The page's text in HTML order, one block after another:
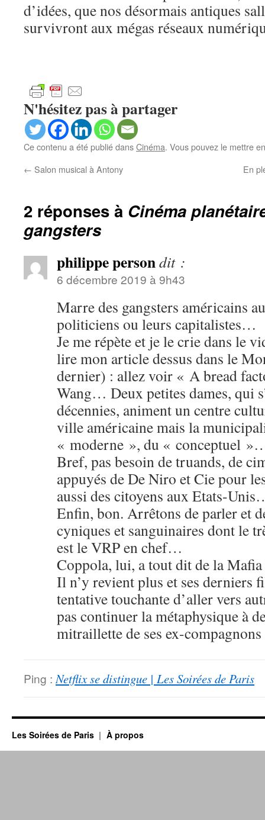
d’idées, que nos désormais antiques
survivront aux mégas réseaux
N'hésitez pas à partager
Ce contenu a été publié dansCinéma. Vous pouvez le mettre
← Salon musical à Antony En
2 réponses à Cinéma
gangsters
philippe persondit :
6 décembre 2019 à 9h43
Marre des gangsters américains
politiciens ou leurs capitalistes…
Je me répète et je le crie dans le
lire mon article dessus dans le
dernier) : allez voir « A bread
Wang… Deux petites dames, qui
décennies, animent un centre
ville américaine mais la
« moderne », du « conceptuel
Bref, pas besoin de truands, de
appuyés de De Niro et Cie pour
aussi des citoyens aux Etats-
Enfin, bon. Arrêtons de parler et
cyniques et sanguinaires dont le
est le VRP en chef…
Coppola, lui, a tout dit de la
Il n’y revient plus et ses derniers
tentative touchante d’aller vers
pas continuer la métaphysique à
mitraillette de ses ex-
Ping : Netflix se distingue | Les Soirées de Paris
Les Soirées de Paris À propos